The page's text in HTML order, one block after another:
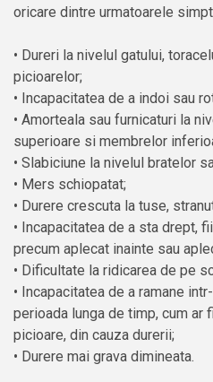
oricare dintre urmatoarele
• Dureri la nivelul gatului,
picioarelor;
• Incapacitatea de a indoi sau
• Amorteala sau furnicaturi la
superioare si membrelor
• Slabiciune la nivelul bratelor
• Mers schiopatat;
• Durere crescuta la tuse,
• Incapacitatea de a sta drept,
precum aplecat inainte sau
• Dificultate la ridicarea de pe
• Incapacitatea de a ramane
perioada lunga de timp, cum ar
picioare, din cauza durerii;
• Durere mai grava dimineata.